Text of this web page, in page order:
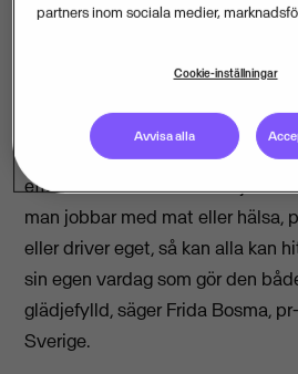
hälsoprofilen Ida Warg, samt
– Med Visma Office Hack vill vi
att det enkelt går att eliminera
effektivisera sin kontorsmiljö
man jobbar med mat eller hälsa,
eller driver eget, så kan alla kan
sin egen vardag som gör den
glädjefylld, säger Frida Bosma,
Sverige.
partners inom sociala medier,
Cookie-inställningar
Avvisa alla